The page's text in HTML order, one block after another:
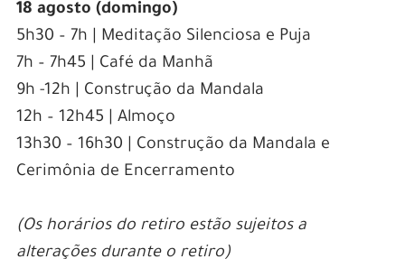
18 agosto (domingo)
5h30 – 7h | Meditação Silenciosa e Puja
7h – 7h45 | Café da Manhã
9h -12h | Construção da Mandala
12h – 12h45 | Almoço
13h30 – 16h30 | Construção da Mandala e
Cerimônia de Encerramento
(Os horários do retiro estão sujeitos a
alterações durante o retiro)